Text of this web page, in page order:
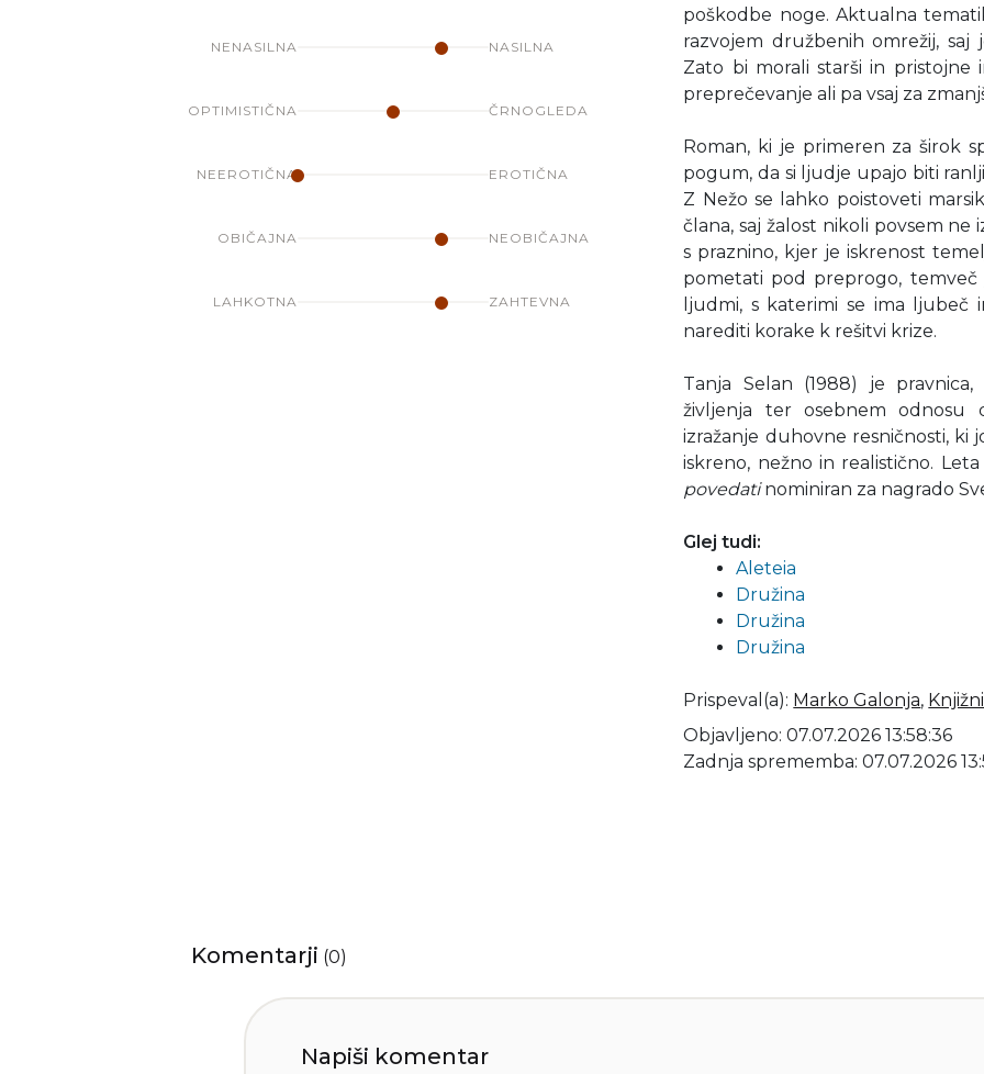
NENASILNA NASILNA
OPTIMISTIČNA ČRNOGLEDA
NEEROTIČNA EROTIČNA
OBIČAJNA NEOBIČAJNA
LAHKOTNA ZAHTEVNA
poškodbe noge. Aktualna
razvojem družbenih omrežij,
Zato bi morali starši in pristojne
preprečevanje ali pa vsaj za
Roman, ki je primeren za širok
pogum, da si ljudje upajo biti
Z Nežo se lahko poistoveti
člana, saj žalost nikoli povsem
s praznino, kjer je iskrenost
pometati pod preprogo,
ljudmi, s katerimi se ima ljubeč
narediti korake k rešitvi krize.
Tanja Selan (1988) je
življenja ter osebnem odnosu
izražanje duhovne resničnosti, ki
iskreno, nežno in realistično.
povedatinominiran za nagrado
Glej tudi:
Aleteia
Družina
Družina
Družina
Prispeval(a): Marko Galonja,
Objavljeno: 07.07.2026 13:58:36
Zadnja sprememba: 07.07.2026
Komentarji (0)
Napiši komentar